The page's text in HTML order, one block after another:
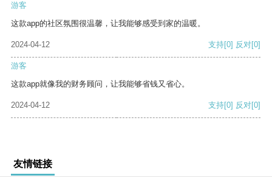
游客
这款app的社区氛围很温馨，让我能够感受到家的温暖。
2024-04-12 支持[0] 反对[0]
游客
这款app就像我的财务顾问，让我能够省钱又省心。
2024-04-12 支持[0] 反对[0]
友情链接